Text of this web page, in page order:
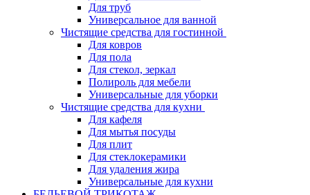
Для труб
Универсальное для ванной
Чистящие средства для гостинной
Для ковров
Для пола
Для стекол, зеркал
Полироль для мебели
Универсальные для уборки
Чистящие средства для кухни
Для кафеля
Для мытья посуды
Для плит
Для стеклокерамики
Для удаления жира
Универсальные для кухни